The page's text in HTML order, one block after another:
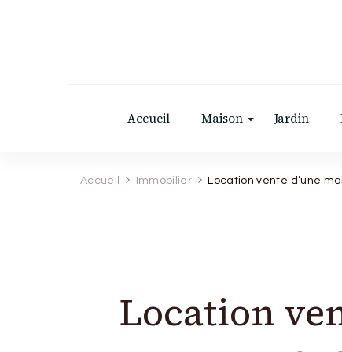
Accueil Maison Jardin
Accueil Immobilier Location vente d’une
Location